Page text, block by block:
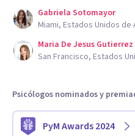
Gabriela Sotomayor
Miami, Estados Unidos de
Maria De Jesus
San Francisco, Estados
Psicólogos nominados y
PyM Awards 2024